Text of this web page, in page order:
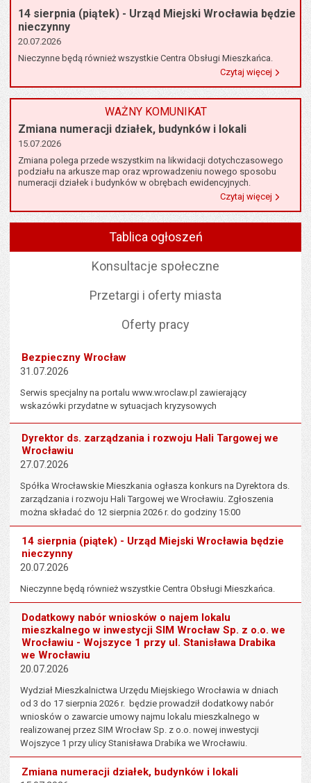
14 sierpnia (piątek) - Urząd Miejski Wrocławia będzie
nieczynny
20.07.2026
Nieczynne będą również wszystkie Centra Obsługi Mieszkańca.
Czytaj więcej o
WAŻNY KOMUNIKAT
Zmiana numeracji działek, budynków i lokali
15.07.2026
Zmiana polega przede wszystkim na likwidacji dotychczasowego
podziału na arkusze map oraz wprowadzeniu nowego sposobu
numeracji działek i budynków w obrębach ewidencyjnych.
Czytaj więcej o
Tablica ogłoszeń
Konsultacje społeczne
Przetargi i oferty miasta
Oferty pracy
Bezpieczny Wrocław
31.07.2026
Serwis specjalny na portalu www.wroclaw.pl zawierający
wskazówki przydatne w sytuacjach kryzysowych
Dyrektor ds. zarządzania i rozwoju Hali Targowej we
Wrocławiu
27.07.2026
Spółka Wrocławskie Mieszkania ogłasza konkurs na Dyrektora ds.
zarządzania i rozwoju Hali Targowej we Wrocławiu. Zgłoszenia
można składać do 12 sierpnia 2026 r. do godziny 15:00
14 sierpnia (piątek) - Urząd Miejski Wrocławia będzie
nieczynny
20.07.2026
Nieczynne będą również wszystkie Centra Obsługi Mieszkańca.
Dodatkowy nabór wniosków o najem lokalu
mieszkalnego w inwestycji SIM Wrocław Sp. z o.o. we
Wrocławiu - Wojszyce 1 przy ul. Stanisława Drabika
we Wrocławiu
20.07.2026
Wydział Mieszkalnictwa Urzędu Miejskiego Wrocławia w dniach
od 3 do 17 sierpnia 2026 r. będzie prowadził dodatkowy nabór
wniosków o zawarcie umowy najmu lokalu mieszkalnego w
realizowanej przez SIM Wrocław Sp. z o.o. nowej inwestycji
Wojszyce 1 przy ulicy Stanisława Drabika we Wrocławiu.
Zmiana numeracji działek, budynków i lokali